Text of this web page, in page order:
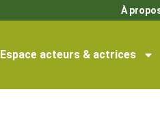
À
Espace acteurs & actrices